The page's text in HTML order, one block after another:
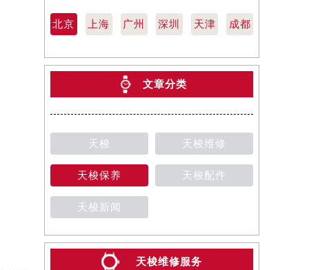
北京 上海 广州 深圳 天津 成都
文章分类
天梭 天梭维修
天梭保养 天梭配件
天梭新闻
天梭维修服务